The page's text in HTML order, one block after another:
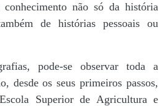
não só da história
de histórias pessoais ou
pode-se observar toda a
desde os seus primeiros passos,
Superior de Agricultura e